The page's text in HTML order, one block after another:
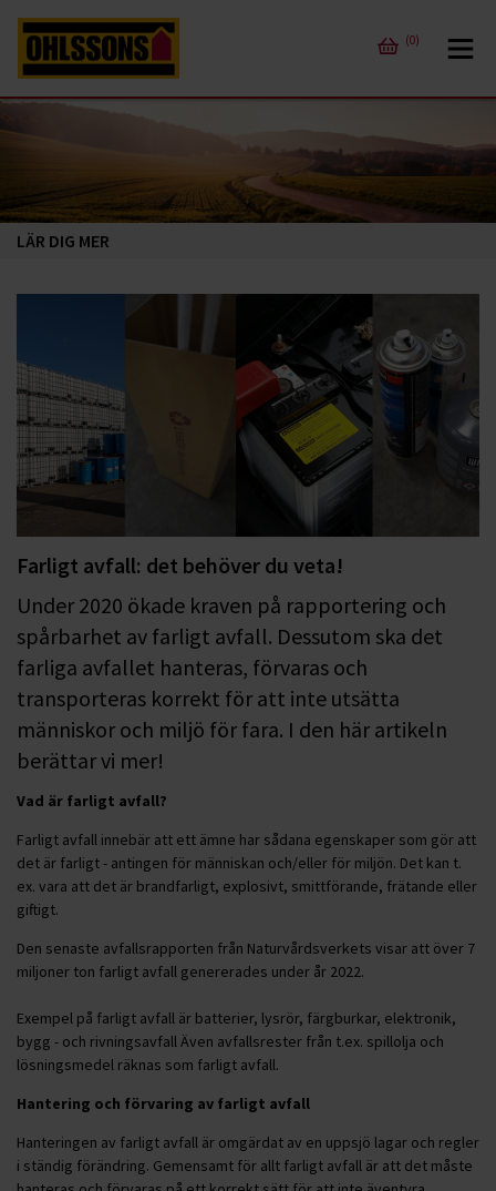
(0)
LÄR DIG MER
Farligt avfall: det behöver du veta!
Under 2020 ökade kraven på rapportering och
spårbarhet av farligt avfall. Dessutom ska det
farliga avfallet hanteras, förvaras och
transporteras korrekt för att inte utsätta
människor och miljö för fara. I den här artikeln
berättar vi mer!
Vad är farligt avfall?
Farligt avfall innebär att ett ämne har sådana egenskaper som gör att
det är farligt - antingen för människan och/eller för miljön. Det kan t.
ex. vara att det är brandfarligt, explosivt, smittförande, frätande eller
giftigt.
Den senaste avfallsrapporten från Naturvårdsverkets visar att över 7
miljoner ton farligt avfall genererades under år 2022.
Exempel på farligt avfall är batterier, lysrör, färgburkar, elektronik,
bygg - och rivningsavfall Även avfallsrester från t.ex. spillolja och
lösningsmedel räknas som farligt avfall.
Hantering och förvaring av farligt avfall
Hanteringen av farligt avfall är omgärdat av en uppsjö lagar och regler
i ständig förändring. Gemensamt för allt farligt avfall är att det måste